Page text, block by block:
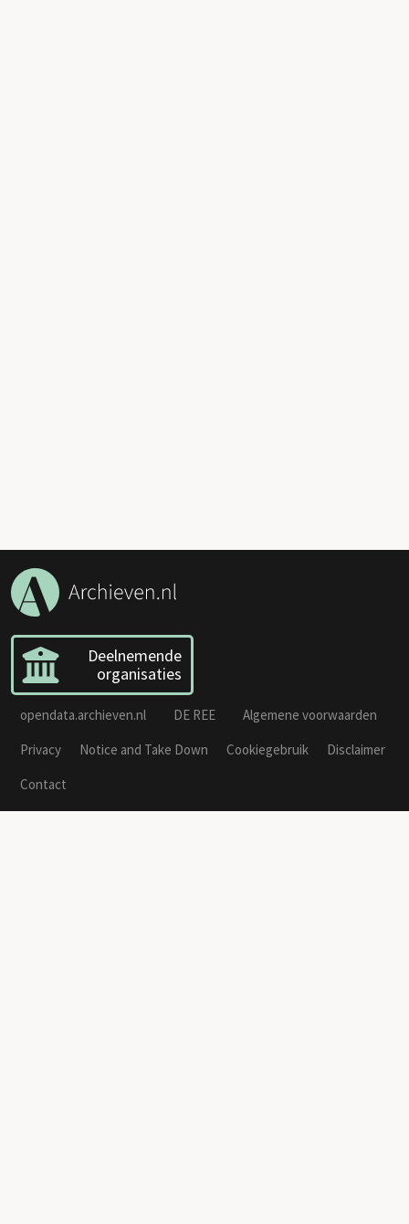
Deelnemende
organisaties
opendata.archieven.nl DE REE
Algemene voorwaarden
Privacy
Notice and Take Down Cookiegebruik
Disclaimer
Contact